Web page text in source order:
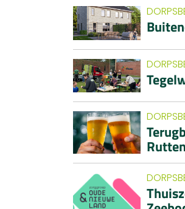
Rutten